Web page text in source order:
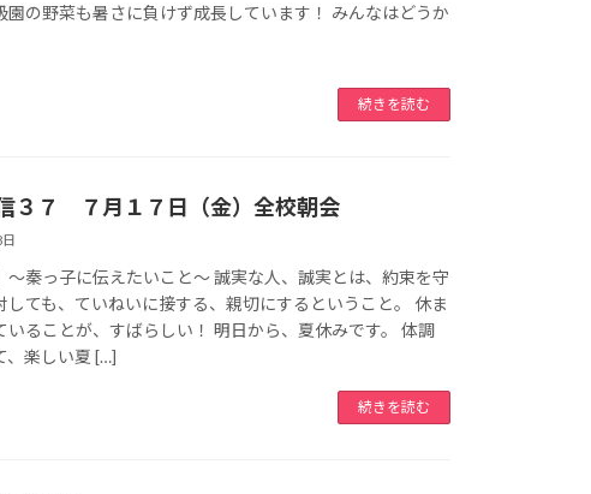
園の野菜も暑さに負けず成長しています！ みんなはどうか
続きを読む
３７ ７月１７日（金）全校朝会
～秦っ子に伝えたいこと～ 誠実な人、誠実とは、約束を守
しても、ていねいに接する、親切にするということ。 休ま
いることが、すばらしい！ 明日から、夏休みです。 体調
、楽しい夏 […]
続きを読む